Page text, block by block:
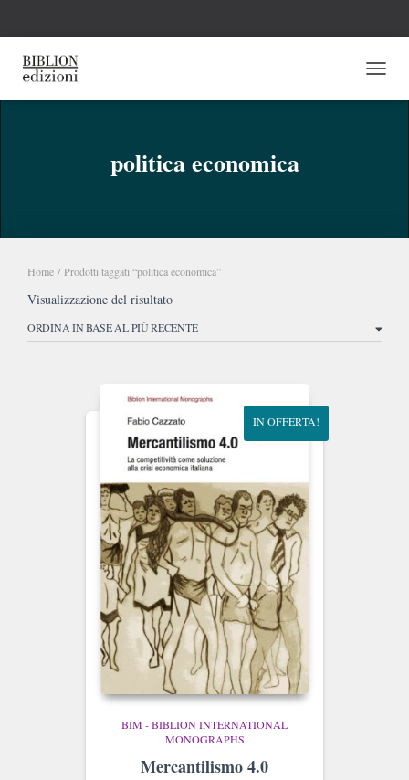
politica economica
Home / Prodotti taggati “politica economica”
Visualizzazione del risultato
IN OFFERTA!
BIM - BIBLION INTERNATIONAL
MONOGRAPHS
Mercantilismo 4.0